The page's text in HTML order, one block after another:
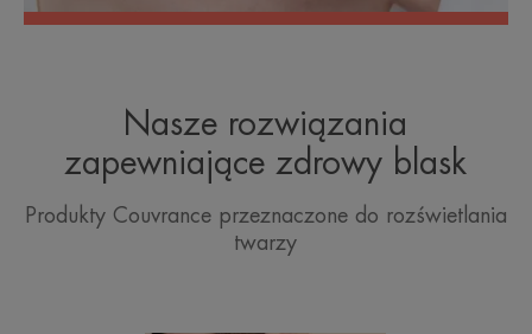
Nasze rozwiązania
zapewniające zdrowy blask
Produkty Couvrance przeznaczone do rozświetlania
twarzy